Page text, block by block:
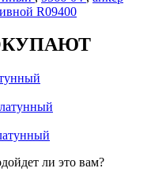
R09400
ли это вам?